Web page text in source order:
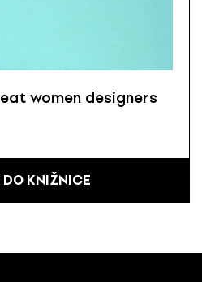
women designers
DO KNIŽNICE